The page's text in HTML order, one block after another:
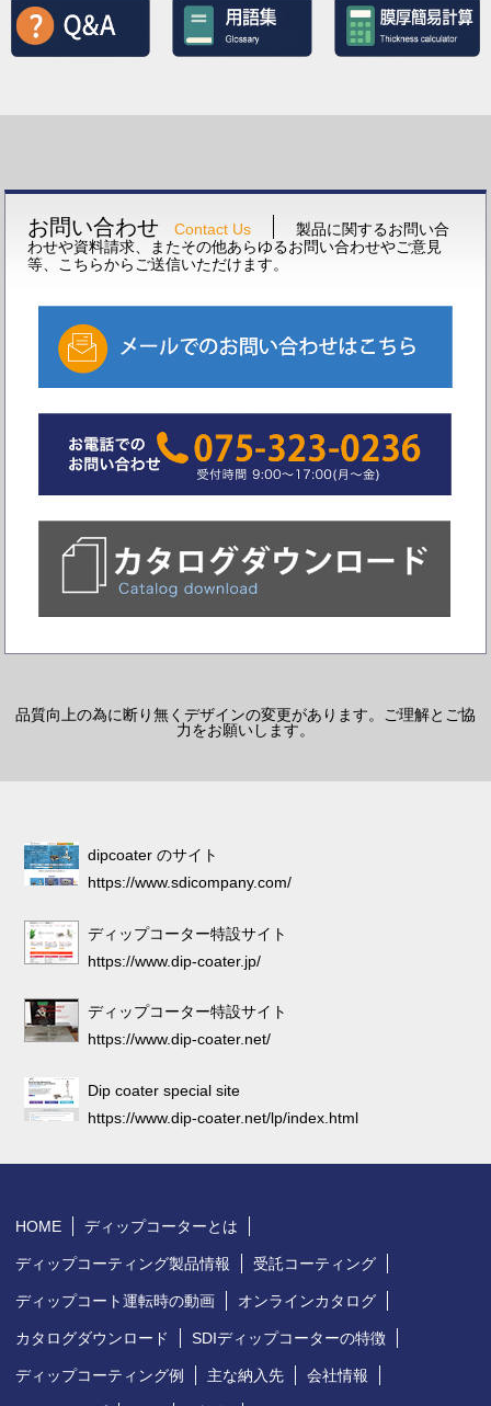
お問い合わせ Contact Us
製品に関するお問い合
わせや資料請求、またその他あらゆるお問い合わせやご意見
等、こちらからご送信いただけます。
品質向上の為に断り無くデザインの変更があります。ご理解とご協
力をお願いします。
dipcoater のサイト
https://www.sdicompany.com/
ディップコーター特設サイト
https://www.dip-coater.jp/
ディップコーター特設サイト
https://www.dip-coater.net/
Dip coater special site
https://www.dip-coater.net/lp/index.html
HOME ディップコーターとは
ディップコーティング製品情報 受託コーティング
ディップコート運転時の動画 オンラインカタログ
カタログダウンロード SDIディップコーターの特徴
ディップコーティング例 主な納入先 会社情報